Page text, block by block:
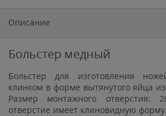
Описание
Больстер медный
Больстер для изготовления
клинком в форме вытянутого яйца
Размер монтажного отверстия:
отверстие имеет клиновидную форму.